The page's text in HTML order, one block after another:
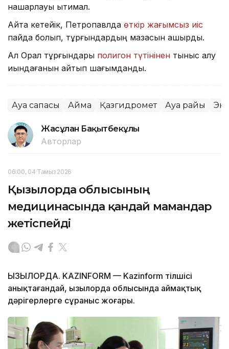
нашарлауы ықтимал.
Айта кетейік, Петропавлда өткір жағымсыз иіс
пайда болып, тұрғындардың мазасын қашырды.
Ал Орал тұрғындары полигон түтінінен тыныс алу
қиындағанын айтып шағымданды.
Ауа сапасы Аймақ Қазгидромет Ауа райы
Жасұлан Бақытбекұлы
Авторлар
06:00, 04 Тамыз 2026
Қызылорда облысының
медицинасында қандай мамандар
жетіспейді
ҚЫЗЫЛОРДА. KAZINFORM — Kazinform тілшісі
анықтағандай, Қызылорда облысында аймақтық
дәрігерлерге сұраныс жоғары.